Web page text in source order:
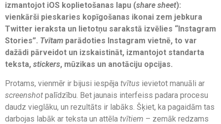
izmantojot iOS koplietošanas lapu (share sheet):
vienkārši pieskaries kopīgošanas ikonai zem jebkura
Twitter ieraksta un lietotņu sarakstā izvēlies “Instagram
Stories”. Tvītam parādoties Instagram vietnē, to var
dažādi pārveidot un izskaistināt, izmantojot standarta
teksta, stickers, mūzikas un anotāciju opcijas.
Protams, vienmēr ir bijusi iespēja tvītus ievietot manuāli ar
screenshot palīdzību. Bet jaunais interfeiss padara procesu
daudz vieglāku, un rezultāts ir labāks. Šķiet, ka pagaidām tas
darbojas labāk ar teksta un attēla tvītiem – zemāk redzams